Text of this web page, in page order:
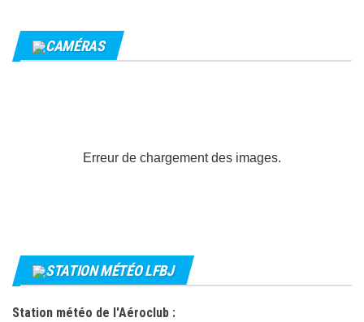
CAMÉRAS
Erreur de chargement des images.
STATION MÉTÉO LFBJ
Station météo de l'Aéroclub :